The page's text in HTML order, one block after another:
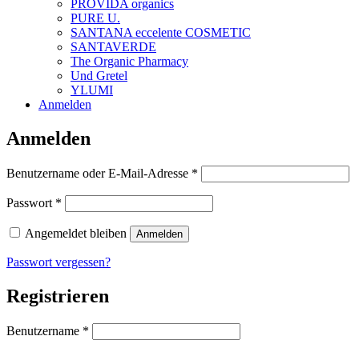
PROVIDA organics
PURE U.
SANTANA eccelente COSMETIC
SANTAVERDE
The Organic Pharmacy
Und Gretel
YLUMI
Anmelden
Anmelden
Benutzername oder E-Mail-Adresse *
Passwort *
Angemeldet bleiben Anmelden
Passwort vergessen?
Registrieren
Benutzername *